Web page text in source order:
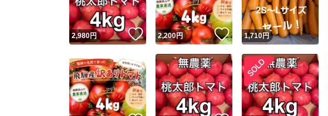
スピード＆安心発送
スピード発送
安心発送
2,980円 いいね！
2,200円 いいね！
1,710円